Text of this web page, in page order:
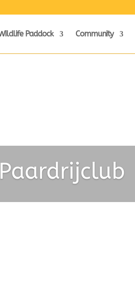
Paddock Community
Paardrijclub